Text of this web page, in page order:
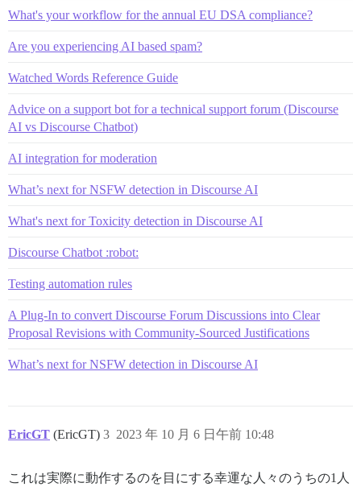
What's your workflow for the annual EU DSA compliance?
Are you experiencing AI based spam?
Watched Words Reference Guide
Advice on a support bot for a technical support forum (Discourse
AI vs Discourse Chatbot)
AI integration for moderation
What’s next for NSFW detection in Discourse AI
What's next for Toxicity detection in Discourse AI
Discourse Chatbot :robot:
Testing automation rules
A Plug-In to convert Discourse Forum Discussions into Clear
Proposal Revisions with Community-Sourced Justifications
What’s next for NSFW detection in Discourse AI
EricGT (EricGT) 2023 年 10 月 6 日午前 10:48
3
これは実際に動作するのを目にする幸運な人々のうちの1人